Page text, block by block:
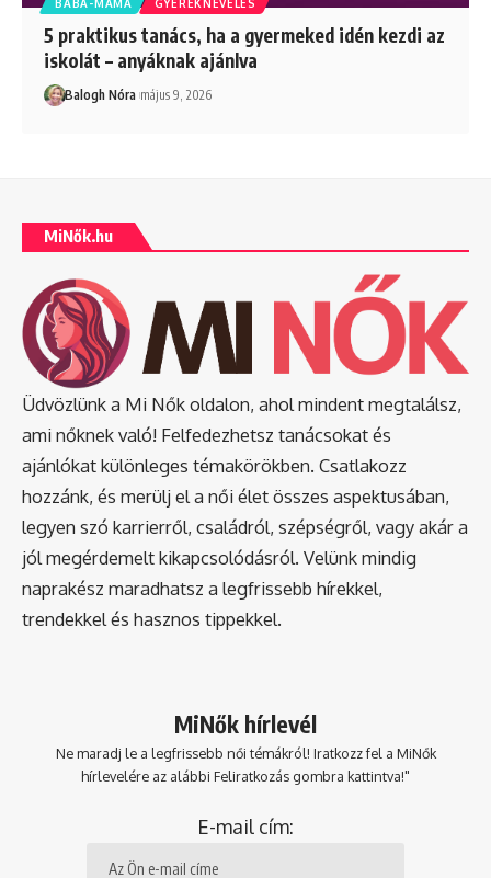
BABA-MAMA GYEREKNEVELÉS
5 praktikus tanács, ha a gyermeked idén kezdi az
iskolát – anyáknak ajánlva
Balogh Nóra május 9, 2026
MiNők.hu
Üdvözlünk a Mi Nők oldalon, ahol mindent megtalálsz,
ami nőknek való! Felfedezhetsz tanácsokat és
ajánlókat különleges témakörökben. Csatlakozz
hozzánk, és merülj el a női élet összes aspektusában,
legyen szó karrierről, családról, szépségről, vagy akár a
jól megérdemelt kikapcsolódásról. Velünk mindig
naprakész maradhatsz a legfrissebb hírekkel,
trendekkel és hasznos tippekkel.
MiNők hírlevél
Ne maradj le a legfrissebb női témákról! Iratkozz fel a MiNők
hírlevelére az alábbi Feliratkozás gombra kattintva!"
E-mail cím: